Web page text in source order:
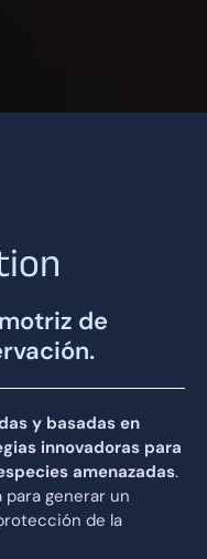
de
y basadas en
innovadoras para
amenazadas.
generar un
de la